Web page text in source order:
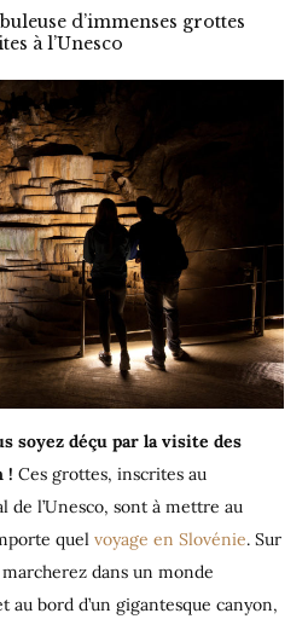
d’immenses grottes
à l’Unesco
soyez déçu par la visite des
! Ces grottes, inscrites au
l’Unesco, sont à mettre au
quel voyage en Slovénie. Sur
dans un monde
bord d’un gigantesque canyon,